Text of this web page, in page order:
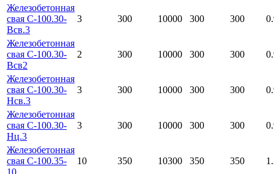
Железобетонная
свая С-100.30-
Всв.3
3 300 10000 300 300
Железобетонная
свая С-100.30-
Всв2
2 300 10000 300 300
Железобетонная
свая С-100.30-
Нсв.3
3 300 10000 300 300
Железобетонная
свая С-100.30-
Нц.3
3 300 10000 300 300
Железобетонная
свая С-100.35-
10
10 350 10300 350 350